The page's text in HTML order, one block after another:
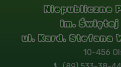
Niepubliczne
im. Świętej
ul. Kard. Stefana
10-456